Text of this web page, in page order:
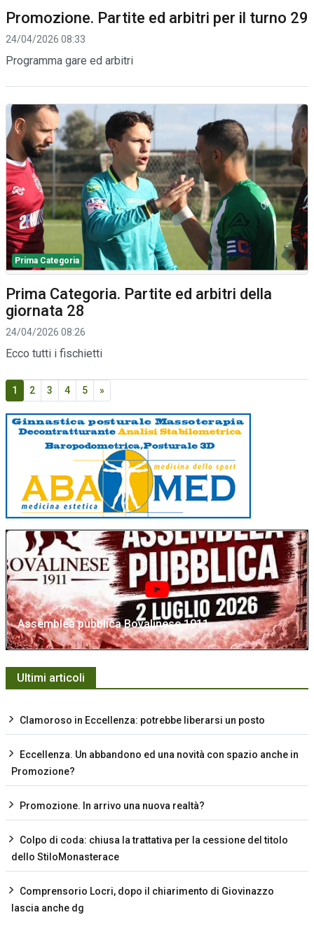
Promozione. Partite ed arbitri per il turno 29
24/04/2026 08:33
Programma gare ed arbitri
Prima Categoria
Prima Categoria. Partite ed arbitri della
giornata 28
24/04/2026 08:26
Ecco tutti i fischietti
1 2 3 4 5 »
Assemblea pubblica Bovalinese 1911
Ultimi articoli
Clamoroso in Eccellenza: potrebbe liberarsi un posto
Eccellenza. Un abbandono ed una novità con spazio anche in
Promozione?
Promozione. In arrivo una nuova realtà?
Colpo di coda: chiusa la trattativa per la cessione del titolo
dello StiloMonasterace
Comprensorio Locri, dopo il chiarimento di Giovinazzo
lascia anche dg